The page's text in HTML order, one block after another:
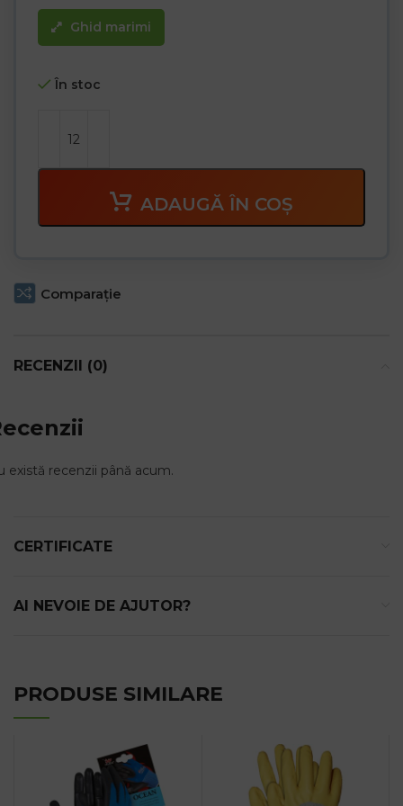
Ghid marimi
În stoc
ADAUGĂ ÎN COȘ
Comparaţie
RECENZII (0)
există recenzii până acum.
CERTIFICATE
AI NEVOIE DE AJUTOR?
PRODUSE SIMILARE